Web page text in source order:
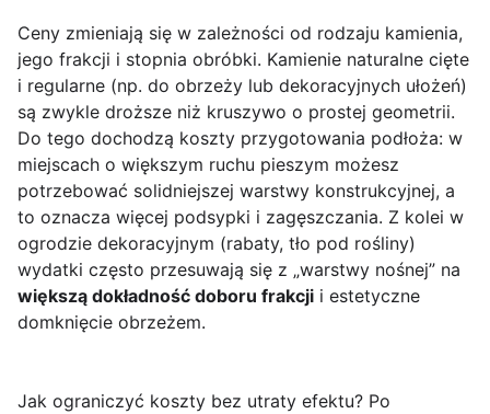
Ceny zmieniają się w zależności od rodzaju kamienia,
jego frakcji i stopnia obróbki. Kamienie naturalne cięte
i regularne (np. do obrzeży lub dekoracyjnych ułożeń)
są zwykle droższe niż kruszywo o prostej geometrii.
Do tego dochodzą koszty przygotowania podłoża: w
miejscach o większym ruchu pieszym możesz
potrzebować solidniejszej warstwy konstrukcyjnej, a
to oznacza więcej podsypki i zagęszczania. Z kolei w
ogrodzie dekoracyjnym (rabaty, tło pod rośliny)
wydatki często przesuwają się z „warstwy nośnej” na
większą dokładność doboru frakcji i estetyczne
domknięcie obrzeżem.
Jak ograniczyć koszty bez utraty efektu? Po